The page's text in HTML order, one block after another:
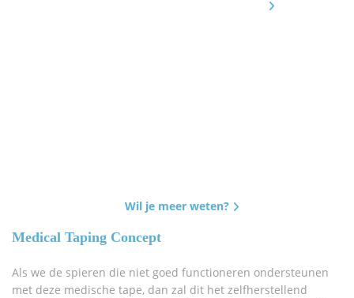
Wil je meer weten?
Medical Taping Concept
Als we de spieren die niet goed functioneren ondersteunen
met deze medische tape, dan zal dit het zelfherstellend